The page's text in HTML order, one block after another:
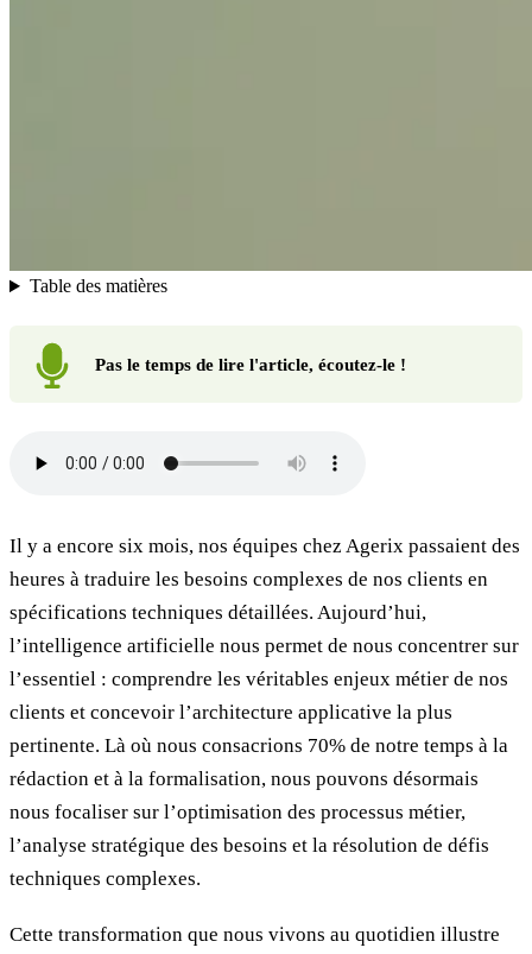
Table des matières
Pas le temps de lire l'article, écoutez-le !
Il y a encore six mois, nos équipes chez Agerix passaient des
heures à traduire les besoins complexes de nos clients en
spécifications techniques détaillées. Aujourd’hui,
l’intelligence artificielle nous permet de nous concentrer sur
l’essentiel : comprendre les véritables enjeux métier de nos
clients et concevoir l’architecture applicative la plus
pertinente. Là où nous consacrions 70% de notre temps à la
rédaction et à la formalisation, nous pouvons désormais
nous focaliser sur l’optimisation des processus métier,
l’analyse stratégique des besoins et la résolution de défis
techniques complexes.
Cette transformation que nous vivons au quotidien illustre